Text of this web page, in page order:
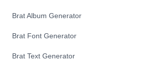
Brat Album Generator
Brat Font Generator
Brat Text Generator